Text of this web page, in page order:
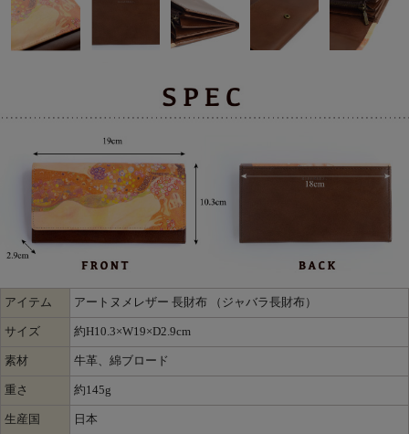
アイテム アートヌメレザー 長財布 （ジャバラ長財布）
サイズ 約H10.3×W19×D2.9cm
素材 牛革、綿ブロード
重さ 約145g
生産国 日本